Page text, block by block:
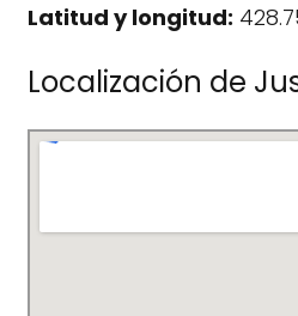
Latitud y longitud:
Localización de